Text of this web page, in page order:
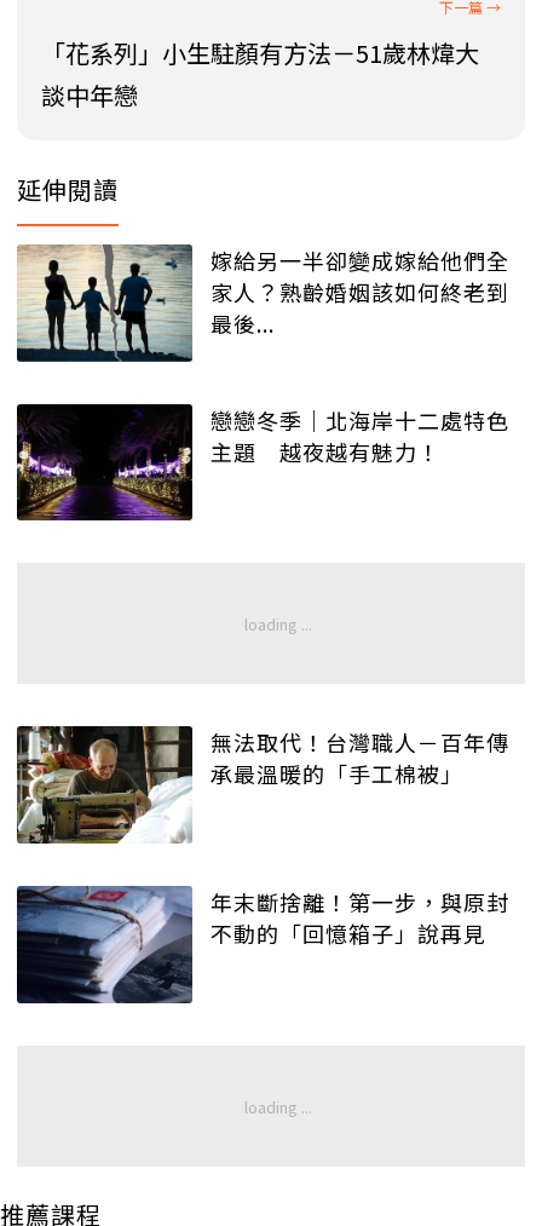
「花系列」小生駐顏有方法－51歲林煒大
談中年戀
延伸閱讀
嫁給另一半卻變成嫁給他們全
家人？熟齡婚姻該如何終老到
最後...
戀戀冬季｜北海岸十二處特色
主題 越夜越有魅力！
無法取代！台灣職人－百年傳
承最溫暖的「手工棉被」
年末斷捨離！第一步，與原封
不動的「回憶箱子」說再見
推薦課程